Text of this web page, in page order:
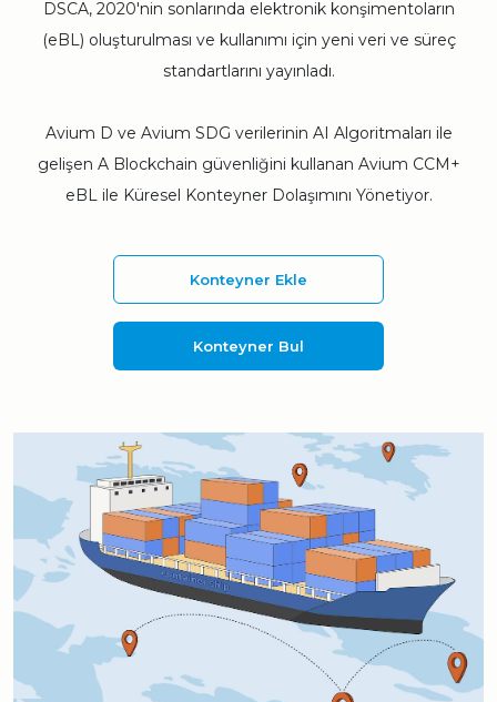
DSCA, 2020'nin sonlarında elektronik konşimentoların
(eBL) oluşturulması ve kullanımı için yeni veri ve süreç
standartlarını yayınladı.
Avium D ve Avium SDG verilerinin AI Algoritmaları ile
gelişen A Blockchain güvenliğini kullanan Avium CCM+
eBL ile Küresel Konteyner Dolaşımını Yönetiyor.
Konteyner Ekle
Konteyner Bul